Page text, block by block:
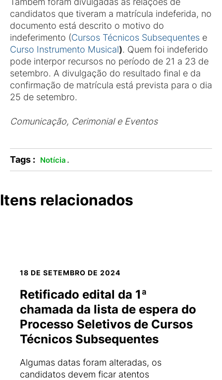
candidatos que tiveram a matrícula indeferida, no
documento está descrito o motivo do
indeferimento (Cursos Técnicos Subsequentes e
Curso Instrumento Musical). Quem foi indeferido
pode interpor recursos no período de 21 a 23 de
setembro. A divulgação do resultado final e da
confirmação de matrícula está prevista para o dia
25 de setembro.
Comunicação, Cerimonial e Eventos
Tags : Notícia .
Itens relacionados
18 DE SETEMBRO DE 2024
Retificado edital da 1ª
chamada da lista de espera do
Processo Seletivos de Cursos
Técnicos Subsequentes
Algumas datas foram alteradas, os
candidatos devem ficar atentos